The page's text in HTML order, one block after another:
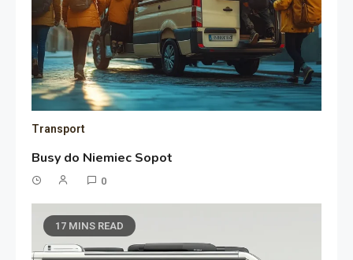
Transport
Busy do Niemiec Sopot
0
17 MINS READ